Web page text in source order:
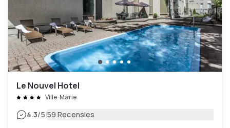
Le Nouvel Hotel
Ville-Marie
4.3/5|59 Recensies